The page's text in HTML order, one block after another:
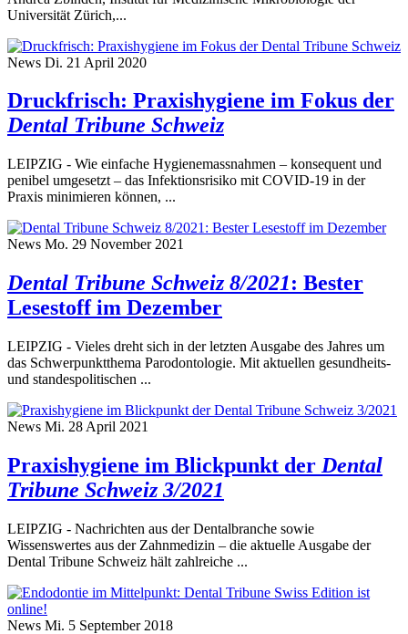
Universität Zürich,...
News Di. 21 April 2020
Druckfrisch: Praxishygiene im Fokus der
Dental Tribune Schweiz
LEIPZIG - Wie einfache Hygienemassnahmen – konsequent und
penibel umgesetzt – das Infektionsrisiko mit COVID-19 in der
Praxis minimieren können, ...
News Mo. 29 November 2021
Dental Tribune Schweiz 8/2021: Bester
Lesestoff im Dezember
LEIPZIG - Vieles dreht sich in der letzten Ausgabe des Jahres um
das Schwerpunktthema Parodontologie. Mit aktuellen gesundheits-
und standespolitischen ...
News Mi. 28 April 2021
Praxishygiene im Blickpunkt der Dental
Tribune Schweiz 3/2021
LEIPZIG - Nachrichten aus der Dentalbranche sowie
Wissenswertes aus der Zahnmedizin – die aktuelle Ausgabe der
Dental Tribune Schweiz hält zahlreiche ...
News Mi. 5 September 2018